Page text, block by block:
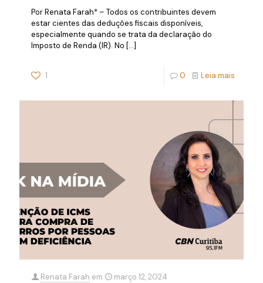
Por Renata Farah* – Todos os contribuintes devem
estar cientes das deduções fiscais disponíveis,
especialmente quando se trata da declaração do
Imposto de Renda (IR). No […]
1 0 Leia mais
Renata Farah em março 12, 2024